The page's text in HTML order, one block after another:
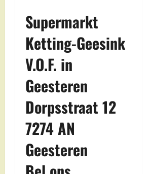
Supermarkt
Ketting-Geesink
V.O.F. in
Geesteren
Dorpsstraat 12
7274 AN
Geesteren